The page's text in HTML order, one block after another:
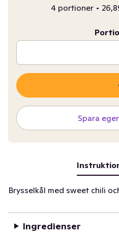
4 portioner •
Spara
Brysselkål med sweet chili
Ingredienser